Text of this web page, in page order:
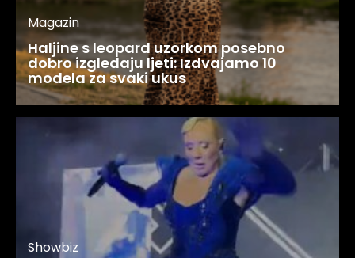
Magazin
Haljine s leopard uzorkom posebno
dobro izgledaju ljeti: Izdvajamo 10
modela za svaki ukus
Showbiz